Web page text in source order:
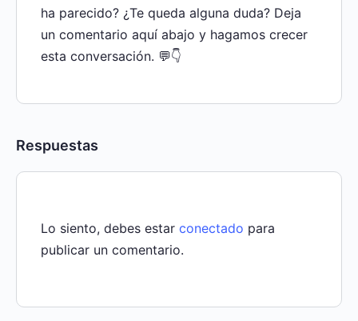
ha parecido? ¿Te queda alguna duda? Deja
un comentario aquí abajo y hagamos crecer
esta conversación. 💬👇
Respuestas
Lo siento, debes estar conectado para
publicar un comentario.